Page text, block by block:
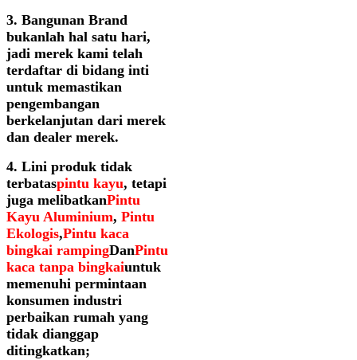
3. Bangunan Brand
bukanlah hal satu hari,
jadi merek kami telah
terdaftar di bidang inti
untuk memastikan
pengembangan
berkelanjutan dari merek
dan dealer merek.
4. Lini produk tidak
terbataspintu kayu, tetapi
juga melibatkanPintu
Kayu Aluminium, Pintu
Ekologis,Pintu kaca
bingkai rampingDanPintu
kaca tanpa bingkaiuntuk
memenuhi permintaan
konsumen industri
perbaikan rumah yang
tidak dianggap
ditingkatkan;